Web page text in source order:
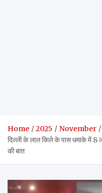
Home 2025 November
दिल्ली के लाल किले के पास धमाके में 8
की बात